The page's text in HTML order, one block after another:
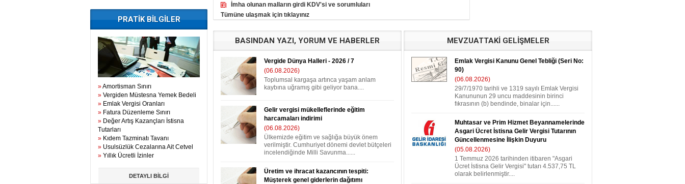
PRATİK BİLGİLER
»Amortisman Sınırı
» Vergiden Müstesna Yemek Bedeli
» Emlak Vergisi Oranları
» Fatura Düzenleme Sınırı
» Değer Artış Kazançları İstisna
Tutarları
» Kıdem Tazminatı Tavanı
» Usulsüzlük Cezalarına Ait Cetvel
» Yıllık Ücretli İzinler
DETAYLI BİLGİ
İmha olunan malların girdi KDV'si ve sorumluları
Tümüne ulaşmak için tıklayınız
BASINDAN YAZI, YORUM VE HABERLER
Vergide Dünya Halleri - 2026 / 7
(06.08.2026)
Toplumsal kargaşa artınca yaşam anlam
kaybına uğramış gibi geliyor bana....
Gelir vergisi mükelleflerinde eğitim
harcamaları indirimi
(06.08.2026)
Ülkemizde eğitim ve sağlığa büyük önem
verilmiştir. Cumhuriyet dönemi devlet bütçeleri
incelendiğinde Milli Savunma......
Üretim ve ihracat kazancının tespiti:
Müşterek genel giderlerin dağıtımı
MEVZUATTAKİ GELİŞMELER
Emlak Vergisi Kanunu Genel Tebliği (Seri No:
90)
(06.08.2026)
29/7/1970 tarihli ve 1319 sayılı Emlak Vergisi
Kanununun 29 uncu maddesinin birinci
fıkrasının (b) bendinde, binalar için......
Muhtasar ve Prim Hizmet Beyannamelerinde
Asgari Ücret İstisna Gelir Vergisi Tutarının
Güncellenmesine İlişkin Duyuru
(05.08.2026)
1 Temmuz 2026 tarihinden itibaren "Asgari
Ücret İstisna Gelir Vergisi" tutarı 4.537,75 TL
olarak belirlenmiştir....